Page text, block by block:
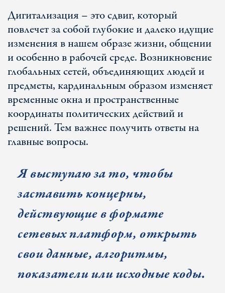
Дигитализация – это сдвиг, который
повлечет за собой глубокие и далеко идущие
изменения в нашем образе жизни, общении
и особенно в рабочей среде. Возникновение
глобальных сетей, объединяющих людей и
предметы, кардинальным образом изменяет
временные окна и пространственные
координаты политических действий и
решений. Тем важнее получить ответы на
главные вопросы.
Я выступаю за то, чтобы
заставить концерны,
действующие в формате
сетевых платформ, открыть
свои данные, алгоритмы,
показатели или исходные коды.